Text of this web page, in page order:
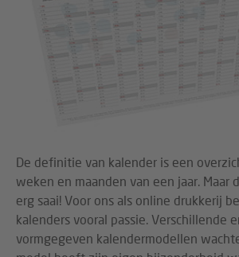
De definitie van kalender is een
weken en maanden van een jaar. Maar
erg saai! Voor ons als online drukkerij
kalenders vooral passie. Verschillende
vormgegeven kalendermodellen